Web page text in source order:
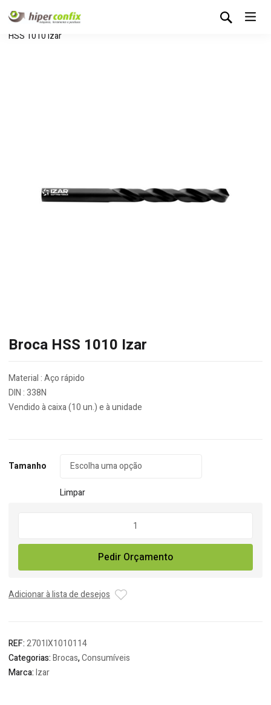
Início Loja Hipertintas
Broca
HSS 1010 Izar
Broca HSS 1010 Izar
Material : Aço rápido
DIN : 338N
Vendido à caixa (10 un.) e à unidade
Tamanho
Limpar
Broca
1010
Pedir Orçamento
Adicionar à lista de desejos
REF:2701IX1010114
Categorias:Brocas,Consumíveis
Marca:Izar